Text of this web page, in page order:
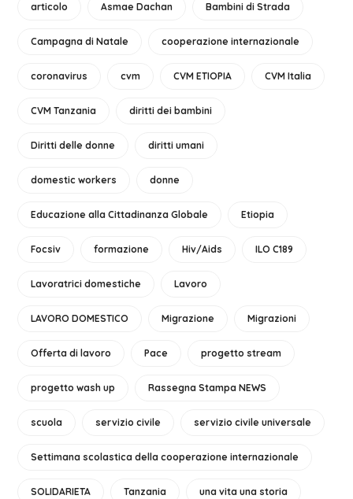
articolo Asmae Dachan Bambini di Strada
Campagna di Natale cooperazione internazionale
coronavirus cvm CVM ETIOPIA CVM Italia
CVM Tanzania diritti dei bambini
Diritti delle donne diritti umani
domestic workers donne
Educazione alla Cittadinanza Globale Etiopia
Focsiv formazione Hiv/Aids ILO C189
Lavoratrici domestiche Lavoro
LAVORO DOMESTICO Migrazione Migrazioni
Offerta di lavoro Pace progetto stream
progetto wash up Rassegna Stampa NEWS
scuola servizio civile servizio civile universale
Settimana scolastica della cooperazione internazionale
SOLIDARIETA Tanzania una vita una storia